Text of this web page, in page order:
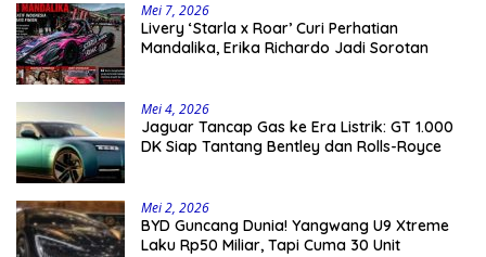
Mei 7, 2026
Livery ‘Starla x Roar’ Curi Perhatian
Mandalika, Erika Richardo Jadi Sorotan
Mei 4, 2026
Jaguar Tancap Gas ke Era Listrik: GT 1.000
DK Siap Tantang Bentley dan Rolls-Royce
Mei 2, 2026
BYD Guncang Dunia! Yangwang U9 Xtreme
Laku Rp50 Miliar, Tapi Cuma 30 Unit